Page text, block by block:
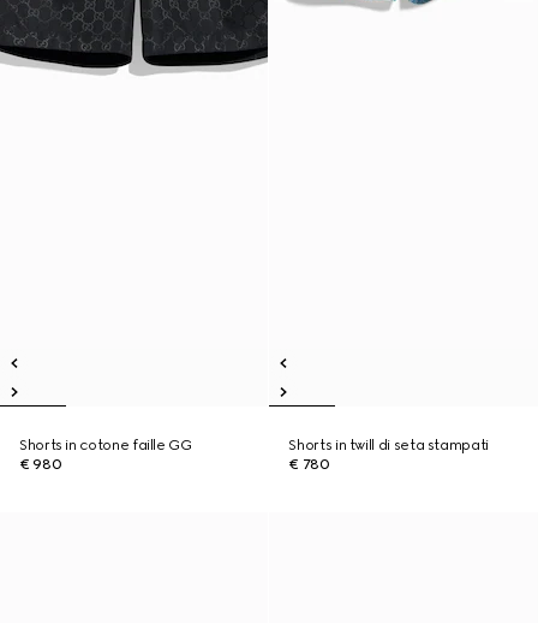
Shorts in cotone faille GG
€ 980
Shorts in twill di seta stampati
€ 780